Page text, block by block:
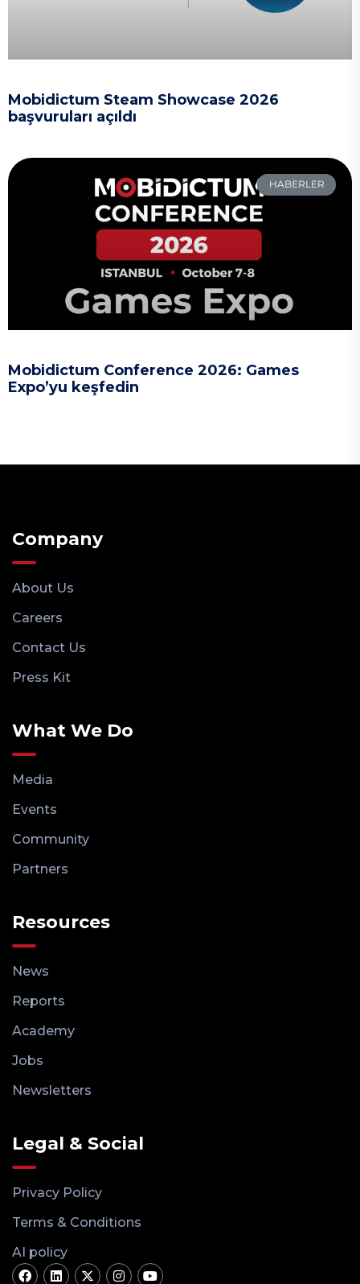
Mobidictum Steam Showcase 2026
başvuruları açıldı
HABERLER
Mobidictum Conference 2026: Games
Expo’yu keşfedin
Company
About Us
Careers
Contact Us
Press Kit
What We Do
Media
Events
Community
Partners
Resources
News
Reports
Academy
Jobs
Newsletters
Legal & Social
Privacy Policy
Terms & Conditions
AI policy